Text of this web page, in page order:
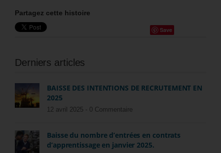
Partagez cette histoire
Save
Derniers articles
BAISSE DES INTENTIONS DE RECRUTEMENT EN
2025
12 avril 2025 - 0 Commentaire
Baisse du nombre d’entrées en contrats
d’apprentissage en janvier 2025.